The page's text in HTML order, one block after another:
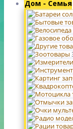
Дом - Семья